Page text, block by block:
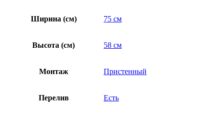
Ширина (см) 75 см
Высота (см) 58 см
Монтаж Пристенный
Перелив Есть